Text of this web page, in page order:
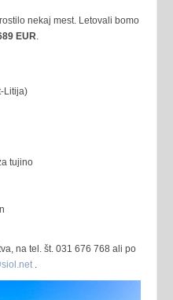
nekaj mest. Letovali bomo
EUR.
Litija)
tujino
na tel. št. 031 676 768 ali po
.